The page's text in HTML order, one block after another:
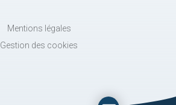
Mentions légales
Gestion des cookies